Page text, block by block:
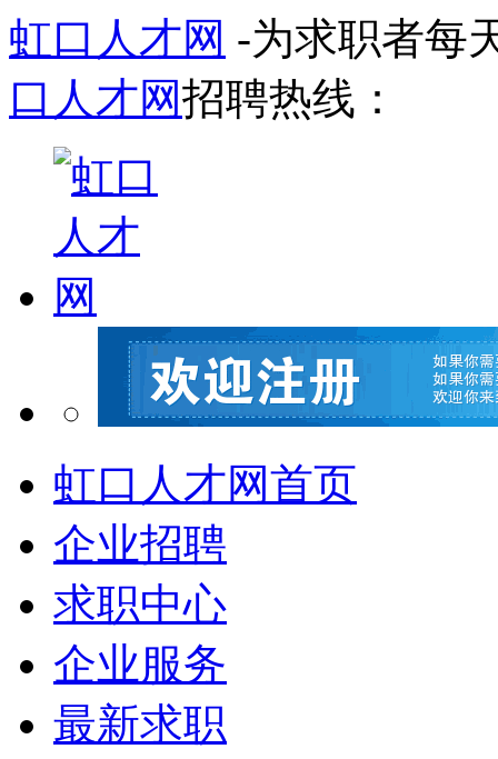
虹口人才网 -为求职者每
口人才网招聘热线：
虹口人才网首页
企业招聘
求职中心
企业服务
最新求职